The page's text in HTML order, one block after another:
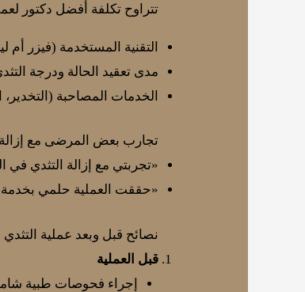
تتراوح تكلفة أفضل دكتور لعملية التثدي بالسعودية في 2025 عادةً
التقنية المستخدمة (فيزر أم
مدى تعقيد الحالة ودرجة
الخدمات المصاحبة (التخدير،
تجارب بعض المرضى مع إزالة
«تجربتي مع إزالة التثدي في
«حققت العملية حلمي بخدمة
نصائح قبل وبعد عملية التثدي
قبل العملية
إجراء فحوصات طبية